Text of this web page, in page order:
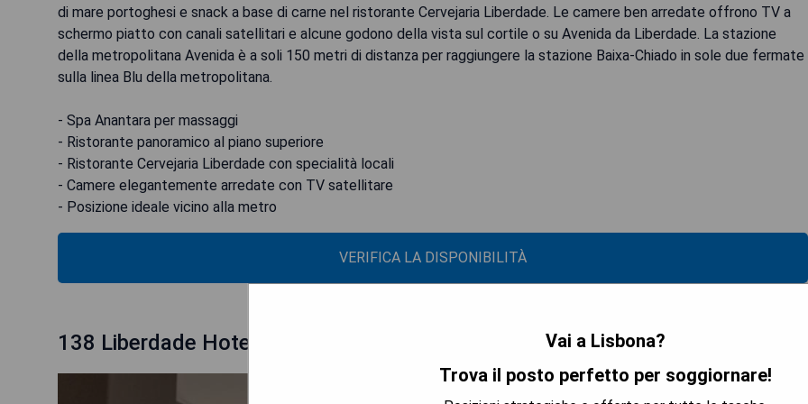
di mare portoghesi e snack a base di carne nel ristorante Cervejaria Liberdade. Le camere ben arredate offrono TV a
schermo piatto con canali satellitari e alcune godono della vista sul cortile o su Avenida da Liberdade. La stazione
della metropolitana Avenida è a soli 150 metri di distanza per raggiungere la stazione Baixa-Chiado in sole due fermate
sulla linea Blu della metropolitana.
- Spa Anantara per massaggi
- Ristorante panoramico al piano superiore
- Ristorante Cervejaria Liberdade con specialità locali
- Camere elegantemente arredate con TV satellitare
- Posizione ideale vicino alla metro
VERIFICA LA DISPONIBILITÀ
138 Liberdade Hotel
Vai a Lisbona?
Trova il posto perfetto per soggiornare!